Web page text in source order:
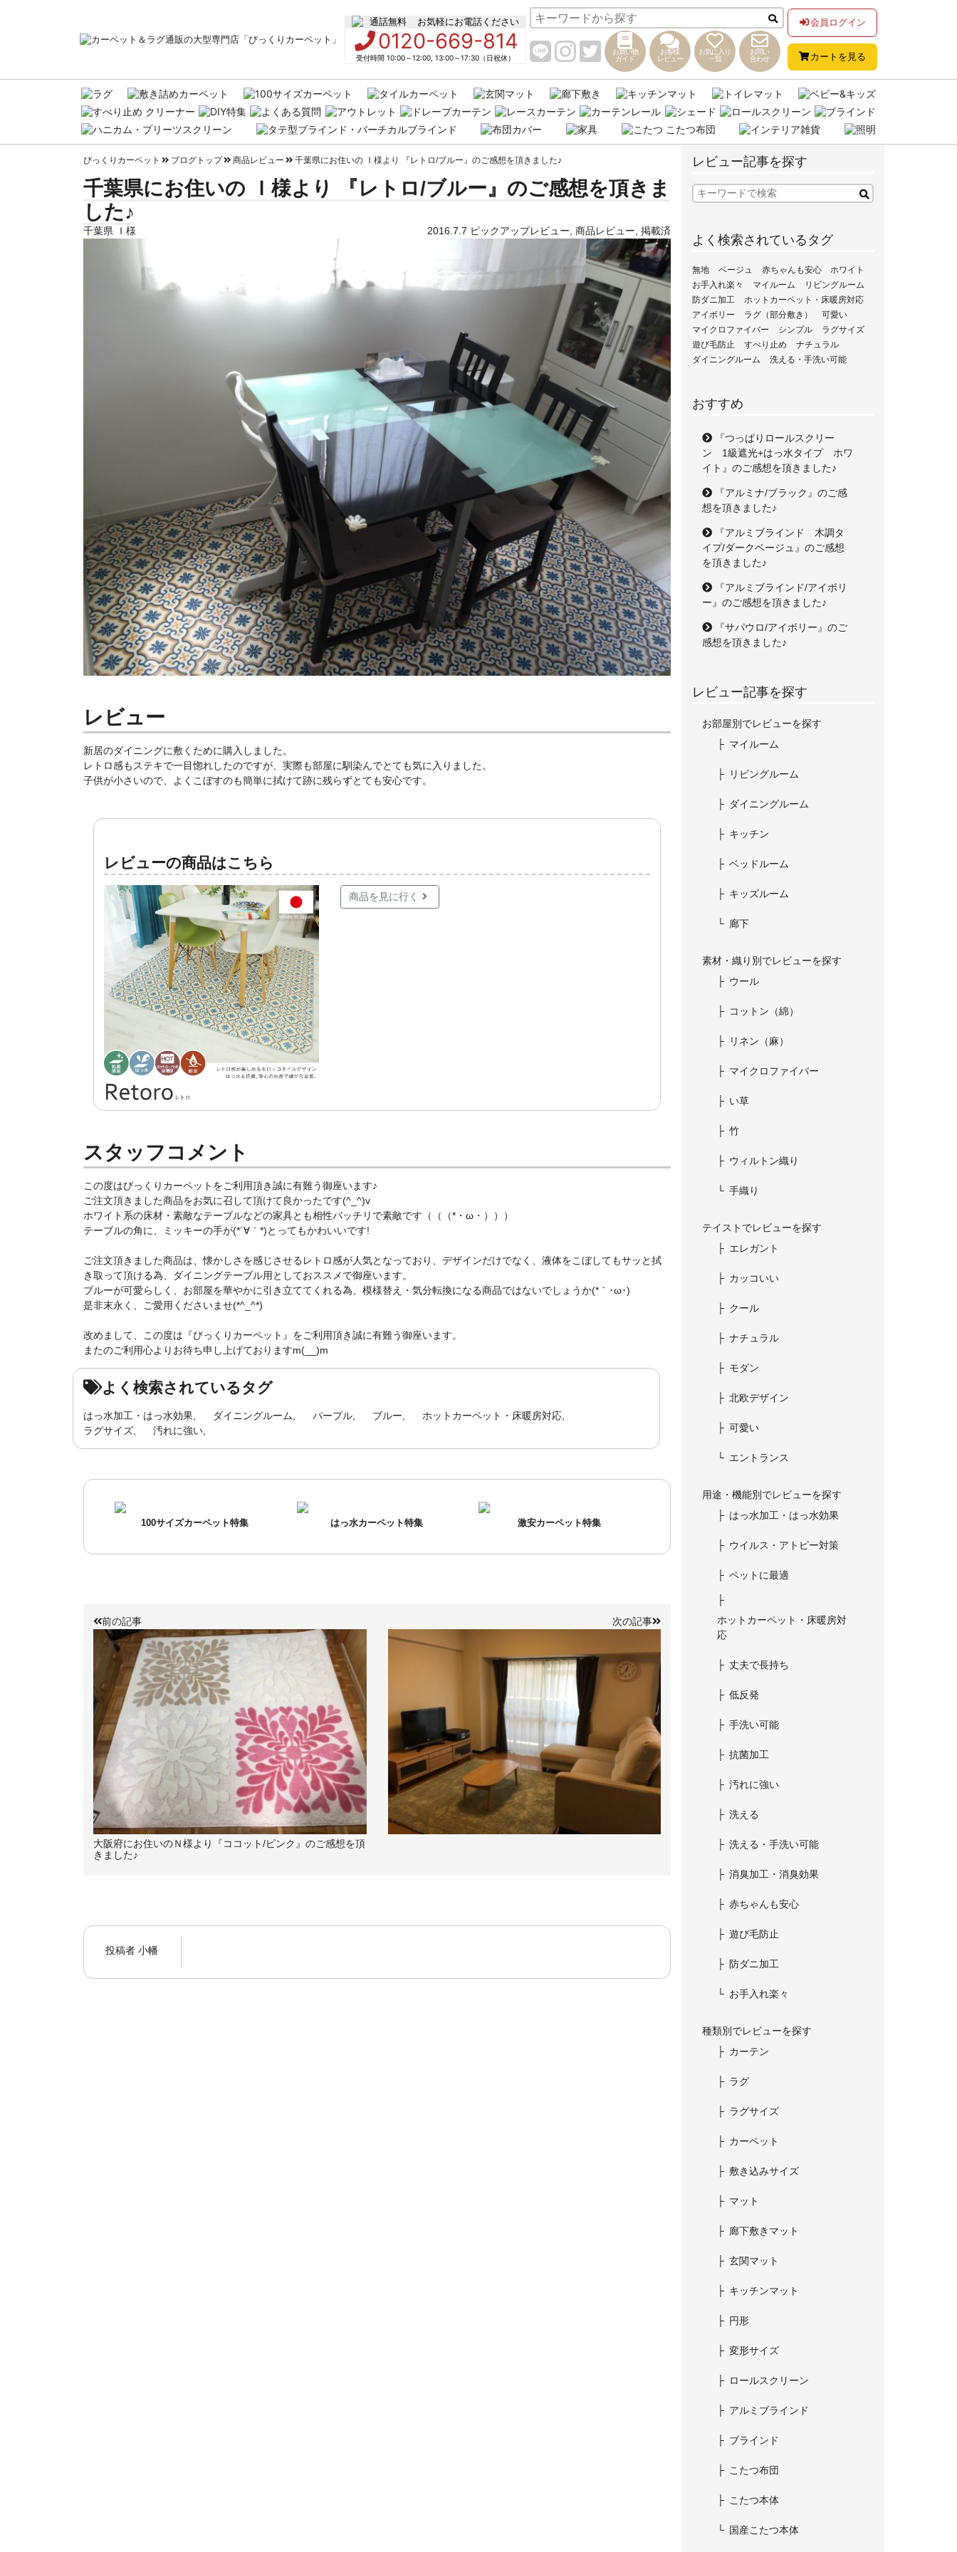
お気軽にお電話ください
0120-669-814
受付時間 10:00～12:00, 13:00～17:30（日祝休）
お買い物
ガイド
お客様
レビュー
お気に入り
一覧
お問い
合わせ
会員ログイン
カートを見る
びっくりカーペット ブログトップ 商品レビュー 千葉県にお住いの Ｉ様より 『レトロ/ブルー』のご感想を頂きました♪
千葉県にお住いの Ｉ様より 『レトロ/ブルー』のご感想を頂きま
した♪
千葉県 Ｉ様 2016.7.7 ピックアップレビュー 商品レビュー 掲載済
レビュー
新居のダイニングに敷くために購入しました。
レトロ感もステキで一目惚れしたのですが、実際も部屋に馴染んでとても気に入りました。
子供が小さいので、よくこぼすのも簡単に拭けて跡に残らずとても安心です。
レビューの商品はこちら
商品を見に行く
スタッフコメント
この度はびっくりカーペットをご利用頂き誠に有難う御座います♪
ご注文頂きました商品をお気に召して頂けて良かったです(^_^)v
ホワイト系の床材・素敵なテーブルなどの家具とも相性バッチリで素敵です（（（*・ω・）））
テーブルの角に、ミッキーの手が(*´∀｀*)とってもかわいいです!
ご注文頂きました商品は、懐かしさを感じさせるレトロ感が人気となっており、デザインだけでなく、液体をこぼしてもサッと拭
き取って頂ける為、ダイニングテーブル用としておススメで御座います。
ブルーが可愛らしく、お部屋を華やかに引き立ててくれる為、模様替え・気分転換になる商品ではないでしょうか(*｀･ω･)ゞ
是非末永く、ご愛用くださいませ(*^_^*)
改めまして、この度は『びっくりカーペット』をご利用頂き誠に有難う御座います。
またのご利用心よりお待ち申し上げておりますm(__)m
よく検索されているタグ
はっ水加工・はっ水効果 ダイニングルーム パープル ブルー
ホットカーペット・床暖房対応
ラグサイズ
汚れに強い
100サイズカーペット特集 はっ水カーペット特集 激安カーペット特集
前の記事
大阪府にお住いのＮ様より『ココット/ピンク』のご感想を頂
きました♪
次の記事
投稿者小幡
レビュー記事を探す
よく検索されているタグ
無地 ベージュ 赤ちゃんも安心
ホワイト
お手入れ楽々
マイルーム
リビングルーム
防ダニ加工
ホットカーペット・床暖房対応
アイボリー
ラグ（部分敷き）
可愛い
マイクロファイバー
シンプル
ラグサイズ
遊び毛防止
すべり止め
ナチュラル
ダイニングルーム
洗える・手洗い可能
おすすめ
『つっぱりロールスクリー
ン 1級遮光+はっ水タイプ ホワ
イト』のご感想を頂きました♪
『アルミナ/ブラック』のご感
想を頂きました♪
『アルミブラインド 木調タ
イプ/ダークベージュ』のご感想
を頂きました♪
『アルミブラインド/アイボリ
ー』のご感想を頂きました♪
『サパウロ/アイボリー』のご
感想を頂きました♪
レビュー記事を探す
お部屋別でレビューを探す
マイルーム
リビングルーム
ダイニングルーム
キッチン
ベッドルーム
キッズルーム
廊下
素材・織り別でレビューを探す
ウール
コットン（綿）
リネン（麻）
マイクロファイバー
い草
竹
ウィルトン織り
手織り
テイストでレビューを探す
エレガント
カッコいい
クール
ナチュラル
モダン
北欧デザイン
可愛い
エントランス
用途・機能別でレビューを探す
はっ水加工・はっ水効果
ウイルス・アトピー対策
ペットに最適
ホットカーペット・床暖房対
応
丈夫で長持ち
低反発
手洗い可能
抗菌加工
汚れに強い
洗える
洗える・手洗い可能
消臭加工・消臭効果
赤ちゃんも安心
遊び毛防止
防ダニ加工
お手入れ楽々
種類別でレビューを探す
カーテン
ラグ
ラグサイズ
カーペット
敷き込みサイズ
マット
廊下敷きマット
玄関マット
キッチンマット
円形
変形サイズ
ロールスクリーン
アルミブラインド
ブラインド
こたつ布団
こたつ本体
国産こたつ本体